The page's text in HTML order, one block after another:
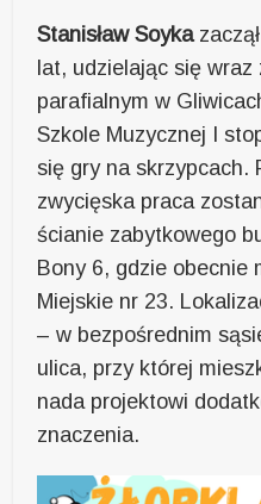
Stanisław Soyka
lat, udzielając się
parafialnym w
Szkole Muzycznej I
się gry na skrzypcach.
zwycięska praca
ścianie zabytkowego
Bony 6, gdzie obecnie
Miejskie nr 23.
– w bezpośrednim
ulica, przy której
nada projektowi
znaczenia.